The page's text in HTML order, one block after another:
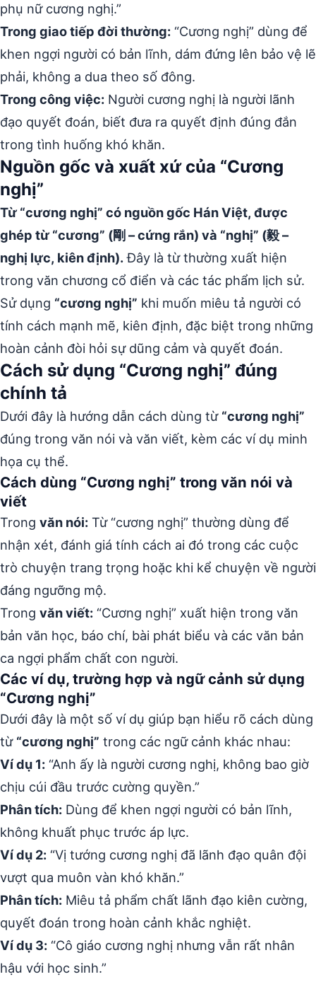
phụ nữ cương nghị.”
Trong giao tiếp đời thường: “Cương nghị” dùng để
khen ngợi người có bản lĩnh, dám đứng lên bảo vệ lẽ
phải, không a dua theo số đông.
Trong công việc: Người cương nghị là người lãnh
đạo quyết đoán, biết đưa ra quyết định đúng đắn
trong tình huống khó khăn.
Nguồn gốc và xuất xứ của “Cương
nghị”
Từ “cương nghị” có nguồn gốc Hán Việt, được
ghép từ “cương” (剛 – cứng rắn) và “nghị” (毅 –
nghị lực, kiên định).Đây là từ thường xuất hiện
trong văn chương cổ điển và các tác phẩm lịch sử.
Sử dụng “cương nghị” khi muốn miêu tả người có
tính cách mạnh mẽ, kiên định, đặc biệt trong những
hoàn cảnh đòi hỏi sự dũng cảm và quyết đoán.
Cách sử dụng “Cương nghị” đúng
chính tả
Dưới đây là hướng dẫn cách dùng từ “cương nghị”
đúng trong văn nói và văn viết, kèm các ví dụ minh
họa cụ thể.
Cách dùng “Cương nghị” trong văn nói và
viết
Trong văn nói: Từ “cương nghị” thường dùng để
nhận xét, đánh giá tính cách ai đó trong các cuộc
trò chuyện trang trọng hoặc khi kể chuyện về người
đáng ngưỡng mộ.
Trong văn viết: “Cương nghị” xuất hiện trong văn
bản văn học, báo chí, bài phát biểu và các văn bản
ca ngợi phẩm chất con người.
Các ví dụ, trường hợp và ngữ cảnh sử dụng
“Cương nghị”
Dưới đây là một số ví dụ giúp bạn hiểu rõ cách dùng
từ “cương nghị” trong các ngữ cảnh khác nhau:
Ví dụ 1: “Anh ấy là người cương nghị, không bao giờ
chịu cúi đầu trước cường quyền.”
Phân tích: Dùng để khen ngợi người có bản lĩnh,
không khuất phục trước áp lực.
Ví dụ 2: “Vị tướng cương nghị đã lãnh đạo quân đội
vượt qua muôn vàn khó khăn.”
Phân tích: Miêu tả phẩm chất lãnh đạo kiên cường,
quyết đoán trong hoàn cảnh khắc nghiệt.
Ví dụ 3: “Cô giáo cương nghị nhưng vẫn rất nhân
hậu với học sinh.”